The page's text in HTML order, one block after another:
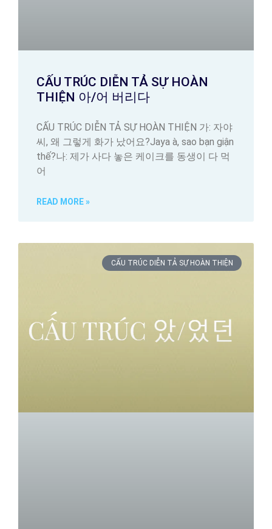
CẤU TRÚC DIỄN TẢ SỰ HOÀN
THIỆN 아/어 버리다
CẤU TRÚC DIỄN TẢ SỰ HOÀN THIỆN 가: 자야
씨, 왜 그렇게 화가 났어요?Jaya à, sao bạn giận
thế?나: 제가 사다 놓은 케이크를 동생이 다 먹
어
READ MORE »
CẤU TRÚC DIỄN TẢ SỰ HOÀN THIỆN